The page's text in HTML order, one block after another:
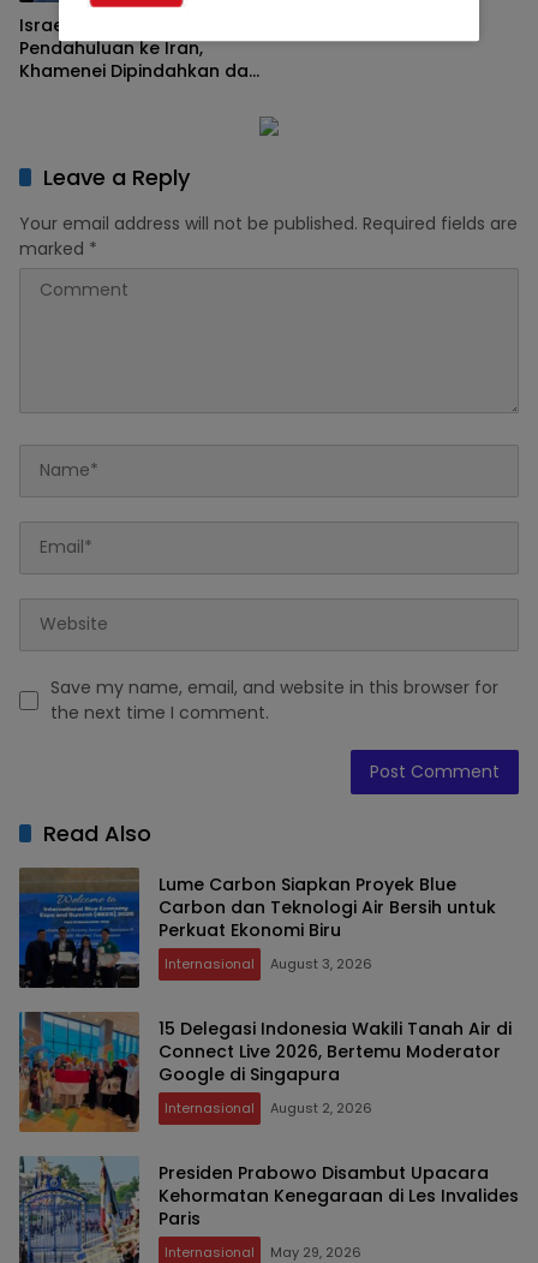
Israel Lancarkan Serangan
Pendahuluan ke Iran,
Khamenei Dipindahkan dari
Leave a Reply
Your email address will not be published. Required fields are
marked *
Save my name, email, and website in this browser for
the next time I comment.
Read Also
Lume Carbon Siapkan Proyek Blue
Carbon dan Teknologi Air Bersih untuk
Perkuat Ekonomi Biru
Internasional August 3, 2026
15 Delegasi Indonesia Wakili Tanah Air di
Connect Live 2026, Bertemu Moderator
Google di Singapura
Internasional August 2, 2026
Presiden Prabowo Disambut Upacara
Kehormatan Kenegaraan di Les Invalides
Paris
Internasional May 29, 2026